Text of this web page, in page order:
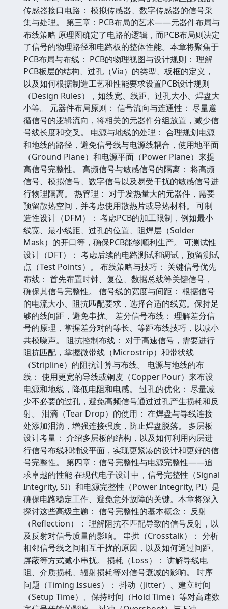
传感器接口电路： 模拟传感器、数字传感器的信号采
集与处理。 第三章：PCB布局的艺术——元器件布局与
布线策略 原理图确定了电路的逻辑，而PCB布局则决定
了信号的物理路径和电路板的整体性能。本章将聚焦于
PCB布局与布线： PCB的物理视图与设计规则： 理解
PCB板层的结构、过孔（Via）的类型、板框的定义，
以及如何根据制造工艺和性能要求设置PCB设计规则
（Design Rules），如线宽、线距、过孔大小、焊盘大
小等。 元器件布局原则： 信号流向与连通性： 尽量遵
循信号的逻辑流向，将相关的元器件分组放置，减少信
号线长度和交叉。 电源与地线的处理： 合理规划电源
和地线的路径，避免信号线与电源线耦合，使用地平面
（Ground Plane）和电源平面（Power Plane）来提
高信号完整性。 高频信号与敏感信号的隔离： 将高频
信号、模拟信号、数字信号以及易受干扰的敏感信号进
行物理隔离。 热管理： 对于发热量大的元器件，需要
预留散热空间，并考虑使用散热片或导热材料。 可制
造性设计（DFM）： 考虑PCB的加工限制，例如最小
线宽、最小线距、过孔的位置、阻焊层（Solder
Mask）的开口等，确保PCB能够顺利生产。 可测试性
设计（DFT）： 考虑后续的电路测试和调试，预留测试
点（Test Points）。 布线策略与技巧： 关键信号优先
布线： 首先布置时钟、复位、数据总线等关键信号，
确保其信号完整性。 信号线的宽度与间距： 根据信号
的电流大小、阻抗匹配要求，选择合适的线宽。保持足
够的线间距，避免串扰。 差分信号布线： 理解差分信
号的原理，掌握差分对的等长、等距布线技巧，以减小
共模噪声。 阻抗控制布线： 对于高速信号，需要进行
阻抗匹配，掌握微带线（Microstrip）和带状线
（Stripline）的阻抗计算与布线。 电源与地线的布
线： 使用更宽的导线或铜皮（Copper Pour）来布设
电源和地线，降低电阻和电感。 过孔的优化： 尽量减
少不必要的过孔，避免高频信号通过过孔产生损耗和反
射。 泪滴（Tear Drop）的使用： 在焊盘与导线连接
处添加泪滴，增强连接强度，防止焊盘脱落。 多层板
设计考量： 介绍多层板的结构，以及如何利用内层进
行信号布线和铺设平面，实现更紧凑的设计和更好的信
号完整性。 第四章：信号完整性与电源完整性——追
求卓越的性能 在现代电子设计中，信号完整性（Signal
Integrity, SI）和电源完整性（Power Integrity, PI）是
确保电路稳定工作、避免意外故障的关键。本章将深入
探讨这些高级主题： 信号完整性的基本概念： 反射
（Reflection）： 理解阻抗不匹配导致的信号反射，以
及反射对信号质量的影响。 串扰（Crosstalk）： 分析
相邻信号线之间相互干扰的原因，以及如何通过间距、
屏蔽等方式减小串扰。 损耗（Loss）： 讲解导线电
阻、介质损耗、辐射损耗等对信号衰减的影响。 时序
问题（Timing Issues）： 抖动（Jitter）、建立时间
（Setup Time）、保持时间（Hold Time）等对高速数